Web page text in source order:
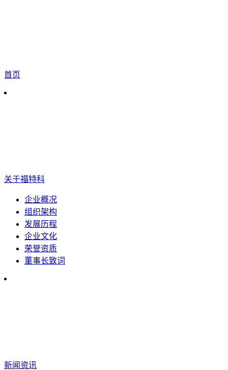
首页
关于福特科
企业概况
组织架构
发展历程
企业文化
荣誉资质
董事长致词
新闻资讯